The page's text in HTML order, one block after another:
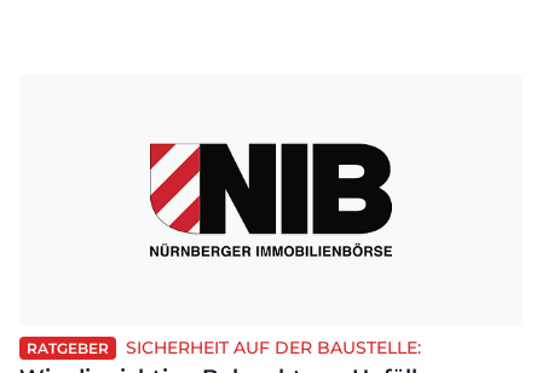
RATGEBER SICHERHEIT AUF DER BAUSTELLE: